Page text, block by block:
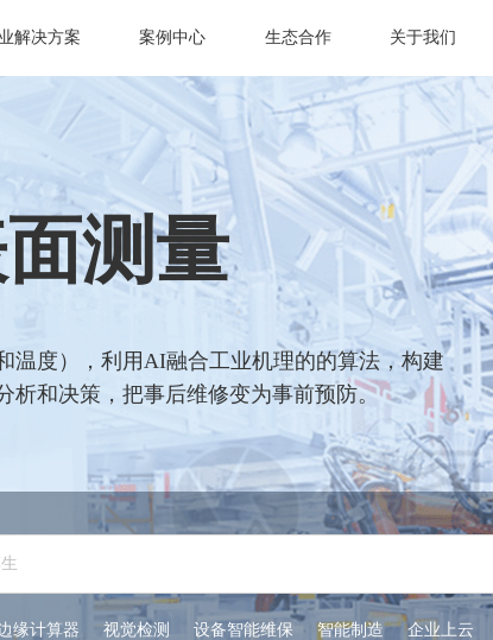
解决方案 案例中心 生态合作 关于我们
测量
温度），利用AI融合工业机理的的算法，构建
析和决策，把事后维修变为事前预防。
缘计算器 视觉检测 设备智能维保 智能制造 企业上云